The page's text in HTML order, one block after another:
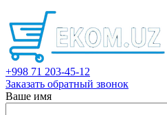
+998 71 203-45-12
Заказать обратный звонок
Ваше имя